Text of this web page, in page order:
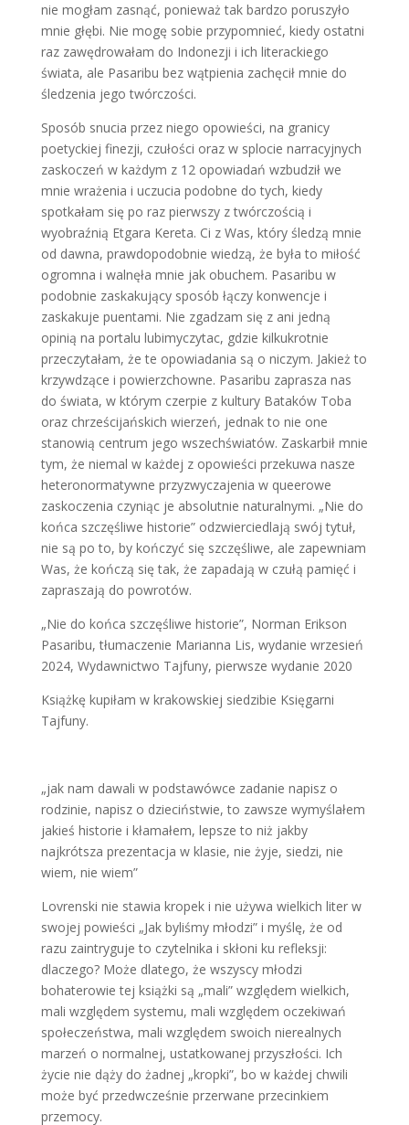
nie mogłam zasnąć, ponieważ tak bardzo poruszyło
mnie głębi. Nie mogę sobie przypomnieć, kiedy ostatni
raz zawędrowałam do Indonezji i ich literackiego
świata, ale Pasaribu bez wątpienia zachęcił mnie do
śledzenia jego twórczości.
Sposób snucia przez niego opowieści, na granicy
poetyckiej finezji, czułości oraz w splocie narracyjnych
zaskoczeń w każdym z 12 opowiadań wzbudził we
mnie wrażenia i uczucia podobne do tych, kiedy
spotkałam się po raz pierwszy z twórczością i
wyobraźnią Etgara Kereta. Ci z Was, który śledzą mnie
od dawna, prawdopodobnie wiedzą, że była to miłość
ogromna i walnęła mnie jak obuchem. Pasaribu w
podobnie zaskakujący sposób łączy konwencje i
zaskakuje puentami. Nie zgadzam się z ani jedną
opinią na portalu lubimyczytac, gdzie kilkukrotnie
przeczytałam, że te opowiadania są o niczym. Jakież to
krzywdzące i powierzchowne. Pasaribu zaprasza nas
do świata, w którym czerpie z kultury Bataków Toba
oraz chrześcijańskich wierzeń, jednak to nie one
stanowią centrum jego wszechświatów. Zaskarbił mnie
tym, że niemal w każdej z opowieści przekuwa nasze
heteronormatywne przyzwyczajenia w queerowe
zaskoczenia czyniąc je absolutnie naturalnymi. „Nie do
końca szczęśliwe historie” odzwierciedlają swój tytuł,
nie są po to, by kończyć się szczęśliwe, ale zapewniam
Was, że kończą się tak, że zapadają w czułą pamięć i
zapraszają do powrotów.
„Nie do końca szczęśliwe historie”, Norman Erikson
Pasaribu, tłumaczenie Marianna Lis, wydanie wrzesień
2024, Wydawnictwo Tajfuny, pierwsze wydanie 2020
Książkę kupiłam w krakowskiej siedzibie Księgarni
Tajfuny.
„jak nam dawali w podstawówce zadanie napisz o
rodzinie, napisz o dzieciństwie, to zawsze wymyślałem
jakieś historie i kłamałem, lepsze to niż jakby
najkrótsza prezentacja w klasie, nie żyje, siedzi, nie
wiem, nie wiem”
Lovrenski nie stawia kropek i nie używa wielkich liter w
swojej powieści „Jak byliśmy młodzi” i myślę, że od
razu zaintryguje to czytelnika i skłoni ku refleksji:
dlaczego? Może dlatego, że wszyscy młodzi
bohaterowie tej książki są „mali” względem wielkich,
mali względem systemu, mali względem oczekiwań
społeczeństwa, mali względem swoich nierealnych
marzeń o normalnej, ustatkowanej przyszłości. Ich
życie nie dąży do żadnej „kropki”, bo w każdej chwili
może być przedwcześnie przerwane przecinkiem
przemocy.